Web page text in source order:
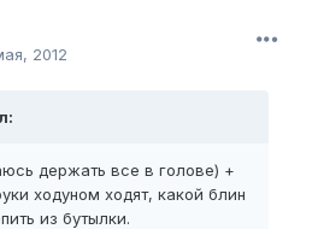
2012
держать все в голове) +
ходуном ходят, какой блин
из бутылки.